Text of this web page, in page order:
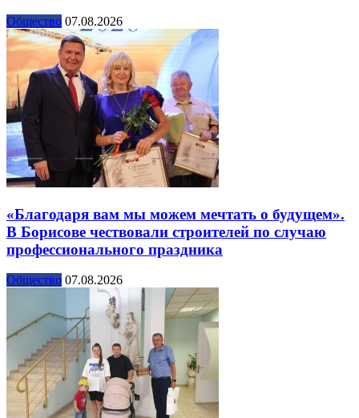
Общество 07.08.2026
«Благодаря вам мы можем мечтать о будущем».
В Борисове чествовали строителей по случаю
профессионального праздника
Общество 07.08.2026